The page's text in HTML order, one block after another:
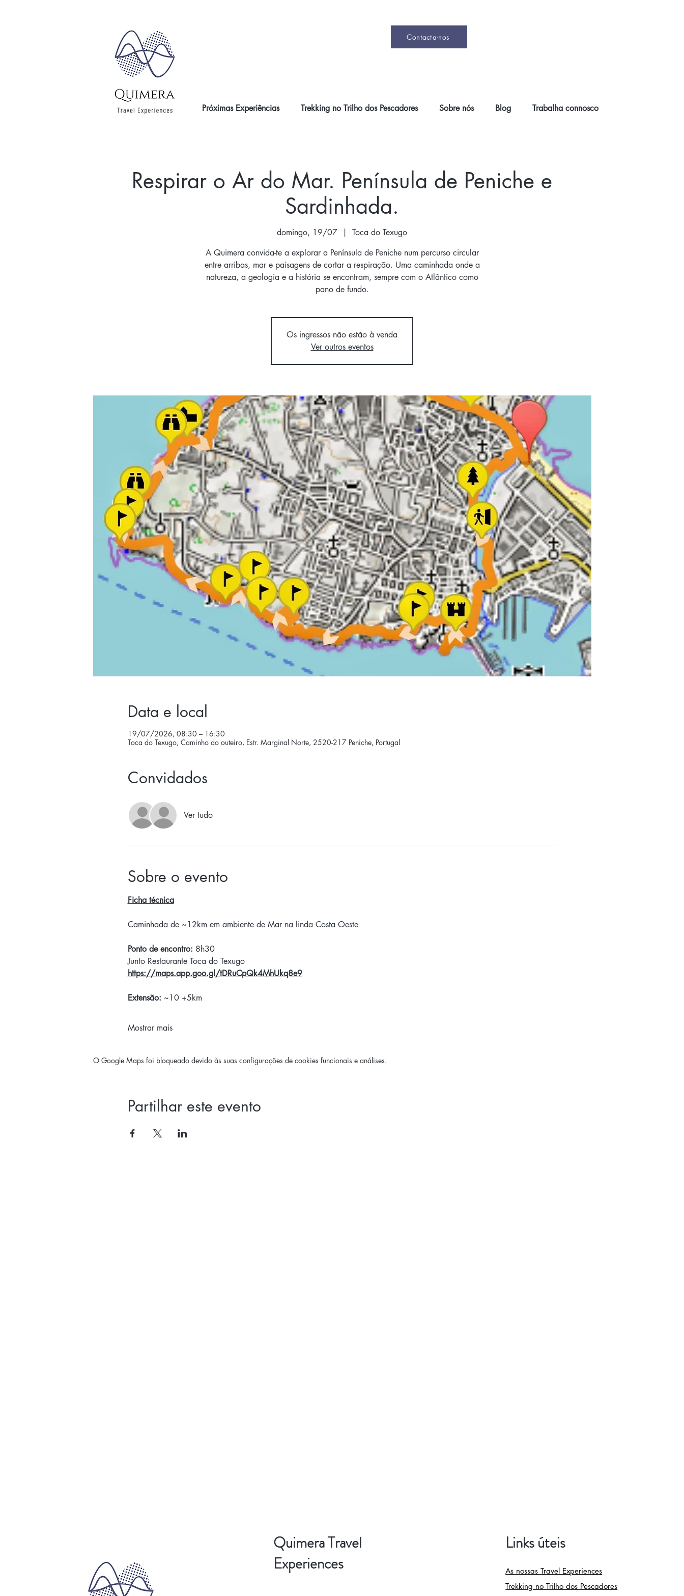
Próximas Experiências Trekking no Trilho dos Pescadores Sobre nós Blog Trabalha connosco
Contacta-nos
Respirar o Ar do Mar. Península de Peniche e
Sardinhada.
domingo, 19/07
  |
Toca do Texugo
A Quimera convida-te a explorar a Península de Peniche num percurso circular
entre arribas, mar e paisagens de cortar a respiração. Uma caminhada onde a
natureza, a geologia e a história se encontram, sempre com o Atlântico como
pano de fundo.
Os ingressos não estão à venda
Ver outros eventos
Data e local
19/07/2026, 08:30 – 16:30
Toca do Texugo, Caminho do outeiro, Estr. Marginal Norte, 2520-217 Peniche, Portugal
Convidados
Ver tudo
Sobre o evento
Ficha técnica
Caminhada de ~12km em ambiente de Mar na linda Costa Oeste
Ponto de encontro: 8h30
Junto Restaurante Toca do Texugo
https://maps.app.goo.gl/tDRuCpQk4MhUkq8e9
Extensão: ~10 +5km
Mostrar mais
O Google Maps foi bloqueado devido às suas configurações de cookies funcionais e análises.
Partilhar este evento
Quimera Travel
Experiences
Links úteis
As nossas Travel Experiences
Trekking no Trilho dos Pescadores